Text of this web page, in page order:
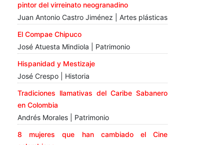
pintor del virreinato neogranadino
Juan Antonio Castro Jiménez | Artes plásticas
El Compae Chipuco
José Atuesta Mindiola | Patrimonio
Hispanidad y Mestizaje
José Crespo | Historia
Tradiciones llamativas del Caribe Sabanero
en Colombia
Andrés Morales | Patrimonio
8 mujeres que han cambiado el Cine